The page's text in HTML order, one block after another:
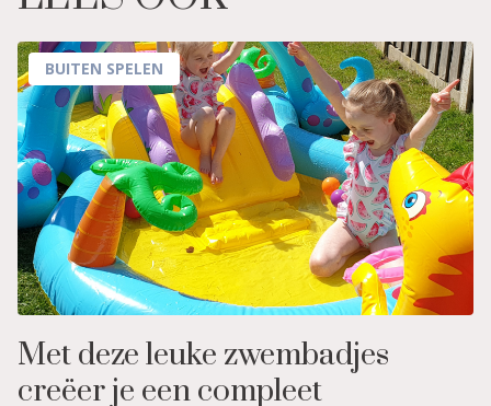
BUITEN SPELEN
Met deze leuke zwembadjes
creëer je een compleet